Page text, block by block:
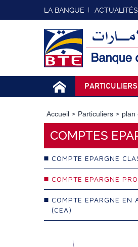
LA BANQUE ACTUALITÉS
PARTICULIERS
Accueil Particuliers plan
COMPTES
COMPTE EPARGNE
COMPTE EPARGNE
COMPTE EPARGNE EN
(CEA)